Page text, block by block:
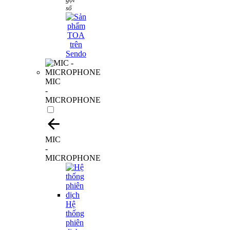
số
MIC
-
MICROPHONE
MIC
-
MICROPHONE
Hệ
thống
phiên